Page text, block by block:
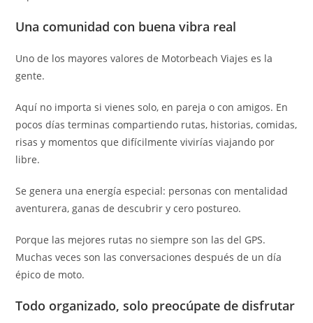
Una comunidad con buena vibra real
Uno de los mayores valores de Motorbeach Viajes es la
gente.
Aquí no importa si vienes solo, en pareja o con amigos. En
pocos días terminas compartiendo rutas, historias, comidas,
risas y momentos que difícilmente vivirías viajando por
libre.
Se genera una energía especial: personas con mentalidad
aventurera, ganas de descubrir y cero postureo.
Porque las mejores rutas no siempre son las del GPS.
Muchas veces son las conversaciones después de un día
épico de moto.
Todo organizado, solo preocúpate de disfrutar